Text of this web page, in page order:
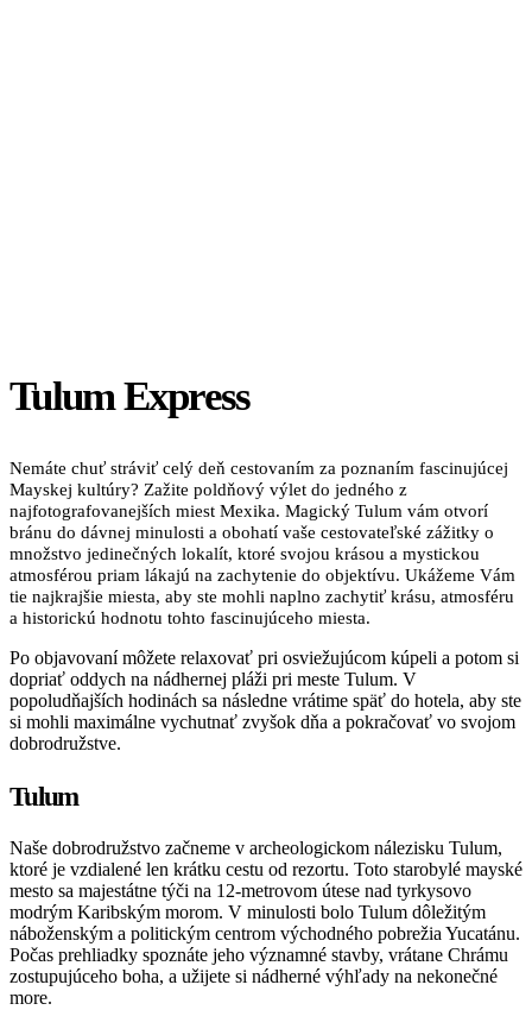
Tulum Express
Nemáte chuť stráviť celý deň cestovaním za poznaním fascinujúcej
Mayskej kultúry? Zažite poldňový výlet do jedného z
najfotografovanejších miest Mexika. Magický Tulum vám otvorí
bránu do dávnej minulosti a obohatí vaše cestovateľské zážitky o
množstvo jedinečných lokalít, ktoré svojou krásou a mystickou
atmosférou priam lákajú na zachytenie do objektívu. Ukážeme Vám
tie najkrajšie miesta, aby ste mohli naplno zachytiť krásu, atmosféru
a historickú hodnotu tohto fascinujúceho miesta.
Po objavovaní môžete relaxovať pri osviežujúcom kúpeli a potom si
dopriať oddych na nádhernej pláži pri meste Tulum. V
popoludňajších hodinách sa následne vrátime späť do hotela, aby ste
si mohli maximálne vychutnať zvyšok dňa a pokračovať vo svojom
dobrodružstve.
Tulum
Naše dobrodružstvo začneme v archeologickom nálezisku Tulum,
ktoré je vzdialené len krátku cestu od rezortu. Toto starobylé mayské
mesto sa majestátne týči na 12-metrovom útese nad tyrkysovo
modrým Karibským morom. V minulosti bolo Tulum dôležitým
náboženským a politickým centrom východného pobrežia Yucatánu.
Počas prehliadky spoznáte jeho významné stavby, vrátane Chrámu
zostupujúceho boha, a užijete si nádherné výhľady na nekonečné
more.